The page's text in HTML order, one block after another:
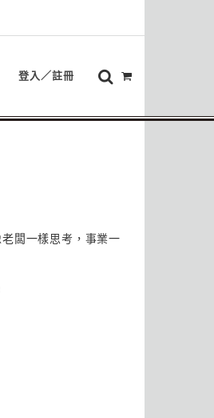
登入／註冊
闆一樣思考，事業一